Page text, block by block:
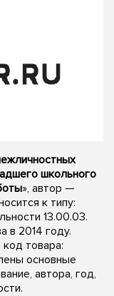
школьного
», автор —
к типу:
13.00.03.
в 2014 году.
товара:
основные
автора, год,